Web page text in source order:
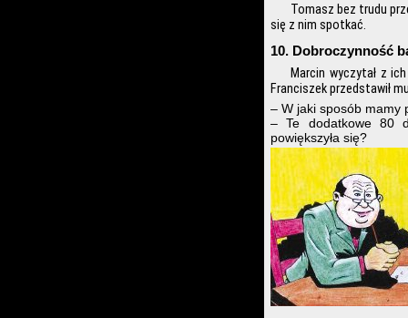
Tomasz bez trudu
się z nim spotkać.
10. Dobroczynność
Marcin wyczytał z
Franciszek przedstawił
– W jaki sposób mamy
– Te dodatkowe 80
powiększyła się?